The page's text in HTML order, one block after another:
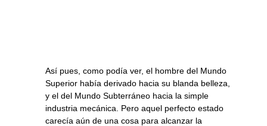
Así pues, como podía ver, el hombre del Mundo
Superior había derivado hacia su blanda belleza,
y el del Mundo Subterráneo hacia la simple
industria mecánica. Pero aquel perfecto estado
carecía aún de una cosa para alcanzar la